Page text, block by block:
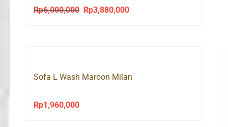
Rp6,000,000
Original
Rp3,880,000Current
Sofa L Wash Maroon Milan
Rp1,960,000